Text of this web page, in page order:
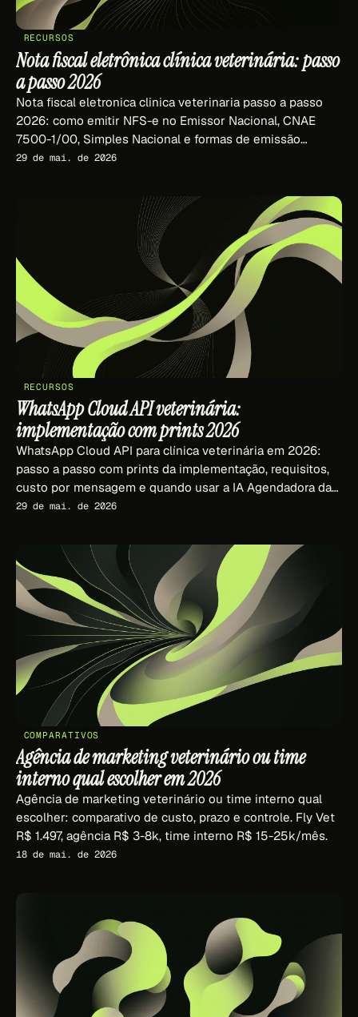
RECURSOS
Nota fiscal eletrônica clínica veterinária: passo
a passo 2026
Nota fiscal eletronica clinica veterinaria passo a passo
2026: como emitir NFS-e no Emissor Nacional, CNAE
7500-1/00, Simples Nacional e formas de emissão
comparadas.
29 de mai. de 2026
RECURSOS
WhatsApp Cloud API veterinária:
implementação com prints 2026
WhatsApp Cloud API para clínica veterinária em 2026:
passo a passo com prints da implementação, requisitos,
custo por mensagem e quando usar a IA Agendadora da
Fly.
29 de mai. de 2026
COMPARATIVOS
Agência de marketing veterinário ou time
interno qual escolher em 2026
Agência de marketing veterinário ou time interno qual
escolher: comparativo de custo, prazo e controle. Fly Vet
R$ 1.497, agência R$ 3-8k, time interno R$ 15-25k/mês.
18 de mai. de 2026